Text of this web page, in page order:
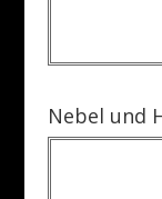
Nebel und